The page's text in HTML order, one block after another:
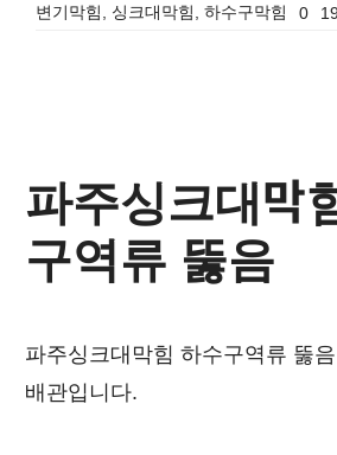
변기막힘
싱크대막힘 하수구막힘 0
파주싱크대막
구역류 뚫음
파주싱크대막힘 하수구역류 뚫
배관입니다.